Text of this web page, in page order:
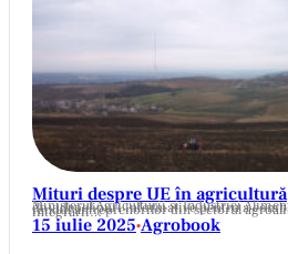
Mituri despre UE în agricultură
Ministerul Agriculturii și Industriei Alimentare (MAIA) lansează o serie de videoclipuri informative pentru a combate miturile care circulă în rândul antreprenorilor din sectorul agroalimentar, în contextul integrării…
15 iulie 2025•Agrobook